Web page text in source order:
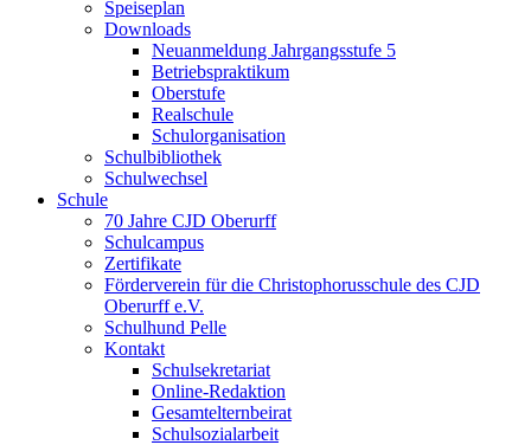
Speiseplan
Downloads
Neuanmeldung Jahrgangsstufe 5
Betriebspraktikum
Oberstufe
Realschule
Schulorganisation
Schulbibliothek
Schulwechsel
Schule
70 Jahre CJD Oberurff
Schulcampus
Zertifikate
Förderverein für die Christophorusschule des CJD
Oberurff e.V.
Schulhund Pelle
Kontakt
Schulsekretariat
Online-Redaktion
Gesamtelternbeirat
Schulsozialarbeit